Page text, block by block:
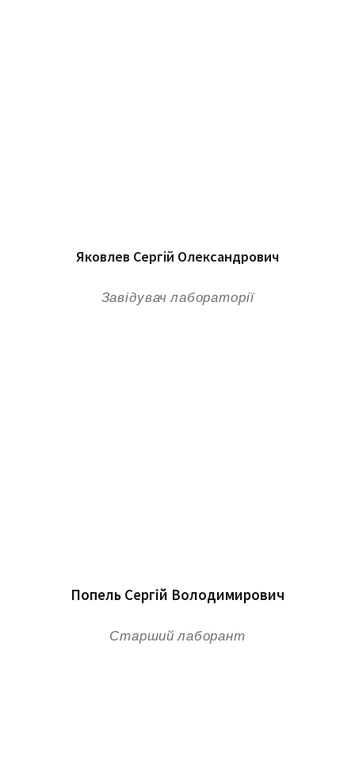
Яковлев Сергій Олександрович
Завідувач лабораторії
Попель Сергій Володимирович
Старший лаборант